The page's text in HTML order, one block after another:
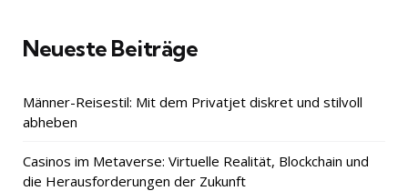
Neueste Beiträge
Männer-Reisestil: Mit dem Privatjet diskret und stilvoll
abheben
Casinos im Metaverse: Virtuelle Realität, Blockchain und
die Herausforderungen der Zukunft